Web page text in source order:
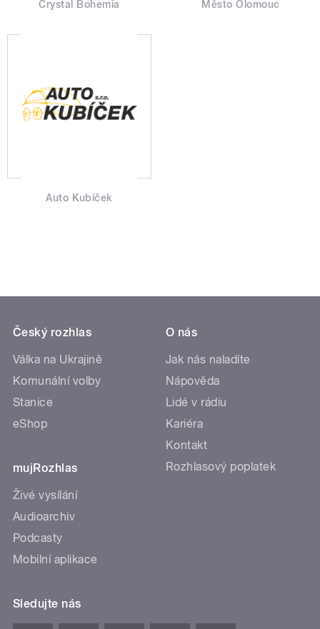
Crystal Bohemia Město Olomouc
Auto Kubíček
Český rozhlas
Válka na Ukrajině
Komunální volby
Stanice
eShop
mujRozhlas
Živé vysílání
Audioarchiv
Podcasty
Mobilní aplikace
O nás
Jak nás naladíte
Nápověda
Lidé v rádiu
Kariéra
Kontakt
Rozhlasový poplatek
Sledujte nás